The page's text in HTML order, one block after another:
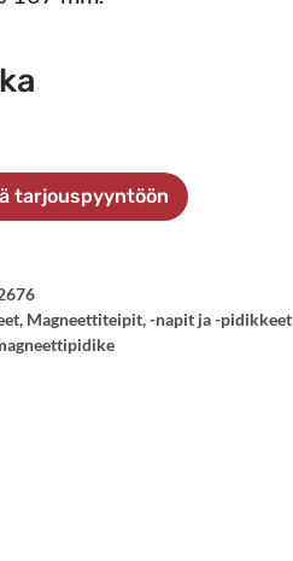
tarjouspyyntöön
, Magneettiteipit, -napit ja -pidikkeet